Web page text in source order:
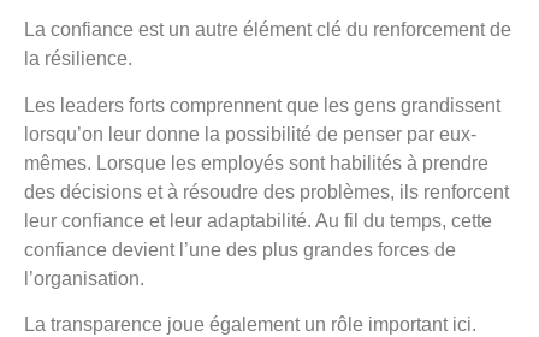
La confiance est un autre élément clé du renforcement de
la résilience.
Les leaders forts comprennent que les gens grandissent
lorsqu’on leur donne la possibilité de penser par eux-
mêmes. Lorsque les employés sont habilités à prendre
des décisions et à résoudre des problèmes, ils renforcent
leur confiance et leur adaptabilité. Au fil du temps, cette
confiance devient l’une des plus grandes forces de
l’organisation.
La transparence joue également un rôle important ici.